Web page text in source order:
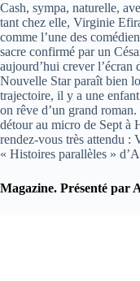
Cash, sympa, naturelle,
tant chez elle, Virginie
comme l’une des
sacre confirmé par un
aujourd’hui crever
Nouvelle Star paraît bien
trajectoire, il y a une
on rêve d’un grand
détour au micro de Sept à
rendez-vous très attendu
« Histoires parallèles »
Magazine. Présenté par